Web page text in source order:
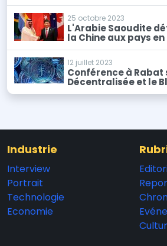
25 octobre 2023
L'Arabie Saoudite
la Chine aux pays
12 juillet 2023
Conférence à Rabat
Décentralisée et le
Industrie
Interview
Portrait
Technologie
Economie